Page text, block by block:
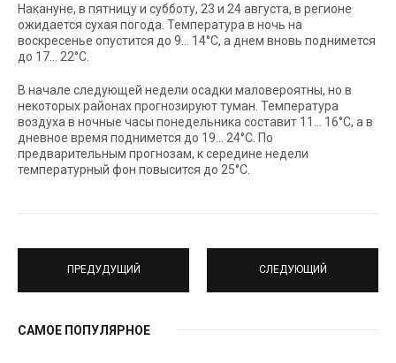
Накануне, в пятницу и субботу, 23 и 24 августа, в регионе
ожидается сухая погода. Температура в ночь на
воскресенье опустится до 9… 14°С, а днем вновь поднимется
до 17… 22°С.
В начале следующей недели осадки маловероятны, но в
некоторых районах прогнозируют туман. Температура
воздуха в ночные часы понедельника составит 11… 16°С, а в
дневное время поднимется до 19… 24°С. По
предварительным прогнозам, к середине недели
температурный фон повысится до 25°С.
ПРЕДУДУЩИЙ СЛЕДУЮЩИЙ
САМОЕ ПОПУЛЯРНОЕ